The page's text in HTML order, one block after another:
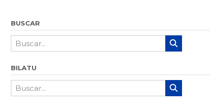
BUSCAR
BILATU